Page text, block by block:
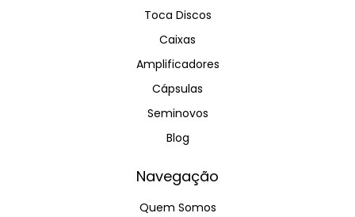
Toca Discos
Caixas
Amplificadores
Cápsulas
Seminovos
Blog
Navegação
Quem Somos